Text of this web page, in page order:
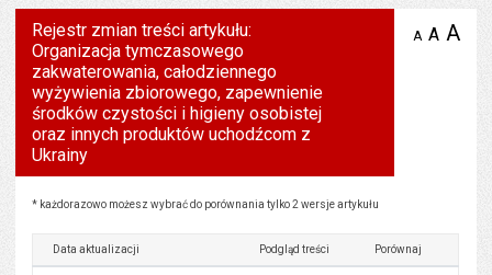
Rejestr zmian treści artykułu:
Organizacja tymczasowego
zakwaterowania, całodziennego
wyżywienia zbiorowego, zapewnienie
środków czystości i higieny osobistej
oraz innych produktów uchodźcom z
Ukrainy
A zmniejsz
A A
Rejestr zmian treści artykułu: Organizacja tymczasowego zakwaterowania,
* każdorazowo możesz wybrać do porównania tylko 2 wersje artykułu
Data aktualizacji Podgląd treści Porównaj